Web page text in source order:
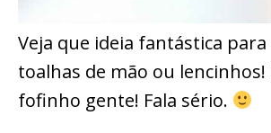
Veja que ideia fantástica
toalhas de mão ou lencinhos!
fofinho gente! Fala sério.